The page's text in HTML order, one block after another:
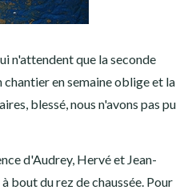
n'attendent que la seconde
en semaine oblige et la
blessé, nous n'avons pas pu
d'Audrey, Hervé et Jean-
bout du rez de chaussée. Pour